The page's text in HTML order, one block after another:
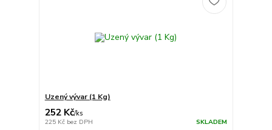
Uzený vývar (1 Kg)
252 Kč/ks
225 Kč bez DPH SKLADEM